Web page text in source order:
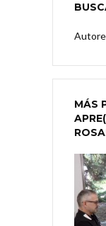
MÁS